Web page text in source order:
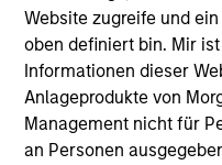
Website zugreife und ein
oben definiert bin. Mir
Informationen dieser
Anlageprodukte von
Management nicht für
an Personen
Investment Team
Morgan Stanley